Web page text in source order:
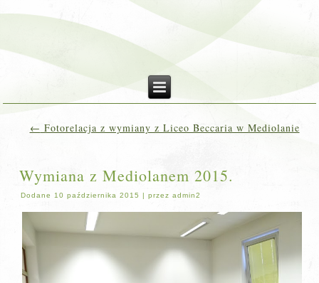
← Fotorelacja z wymiany z Liceo Beccaria w Mediolanie
Wymiana z Mediolanem 2015.
Dodane 10 października 2015 |przez admin2